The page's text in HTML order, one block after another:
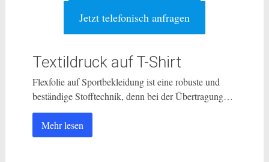
Jetzt telefonisch anfragen
Textildruck auf T-Shirt
Flexfolie auf Sportbekleidung ist eine robuste und
beständige Stofftechnik, denn bei der Übertragung…
Mehr lesen